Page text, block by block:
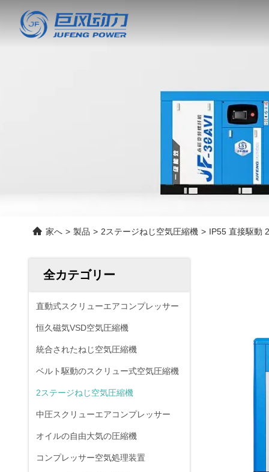
家へ > 製品 > 2ステージねじ空気圧縮機 > IP55 直接駆動
全カテゴリー
直動式スクリューエアコンプレッサー
恒久磁気VSD空気圧縮機
統合されたねじ空気圧縮機
ベルト駆動のスクリュー式空気圧縮機
2ステージねじ空気圧縮機
中圧スクリューエアコンプレッサー
オイルの自由大気の圧縮機
コンプレッサー空気処理装置